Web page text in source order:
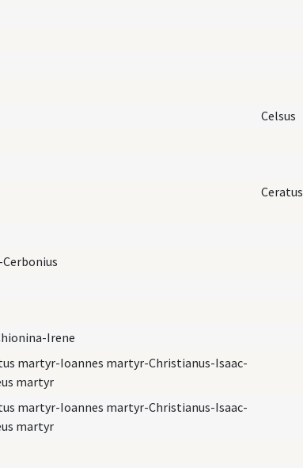
Celsus
Ceratus
Irene
martyr-Ioannes martyr-Christianus-Isaac-
martyr
martyr-Ioannes martyr-Christianus-Isaac-
martyr